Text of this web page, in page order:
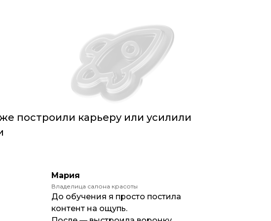
построили карьеру или усилили
Мария
Владелица салона красоты
До обучения я просто постила
контент на ощупь.